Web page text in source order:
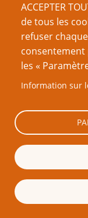
ACCEPTER
de tous les
refuser
consentement
les «
Information sur
Nous
d-fuses, d-
MESSAGE , le
dans les milieux
Mot de passe